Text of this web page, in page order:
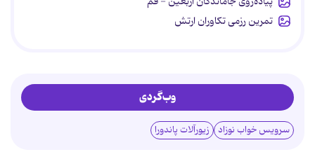
تمرین رزمی تکاوران ارتش
وب‌گردی
سرویس خواب نوزاد زیورآلات پاندورا